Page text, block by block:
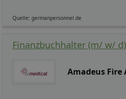
Quelle: germanpersonnel.de
Finanzbuchhalter (m/ w/ d)
Amadeus Fire